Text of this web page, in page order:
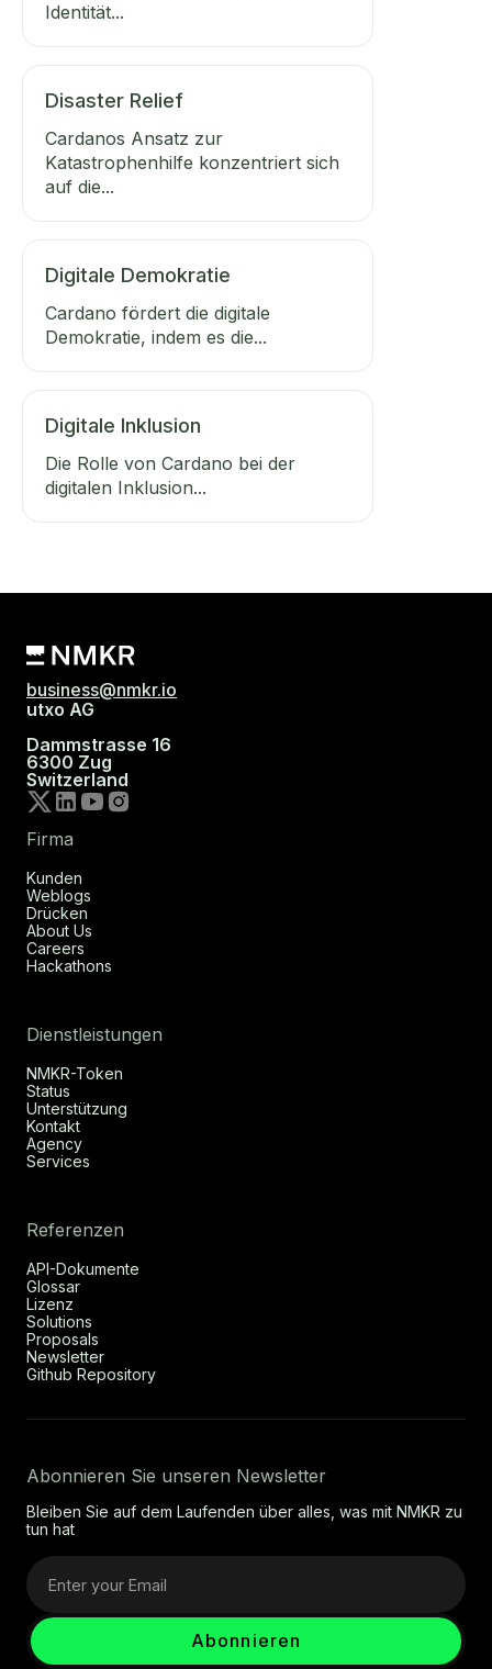
Identität...
Disaster Relief
Cardanos Ansatz zur
Katastrophenhilfe konzentriert sich
auf die...
Digitale Demokratie
Cardano fördert die digitale
Demokratie, indem es die...
Digitale Inklusion
Die Rolle von Cardano bei der
digitalen Inklusion...
business@nmkr.io
utxo AG
Dammstrasse 16
6300 Zug
Switzerland
Firma
Kunden
Weblogs
Drücken
About Us
Careers
Hackathons
Dienstleistungen
NMKR-Token
Status
Unterstützung
Kontakt
Agency
Services
Referenzen
API-Dokumente
Glossar
Lizenz
Solutions
Proposals
Newsletter
Github Repository
Abonnieren Sie unseren Newsletter
Bleiben Sie auf dem Laufenden über alles, was mit NMKR zu
tun hat